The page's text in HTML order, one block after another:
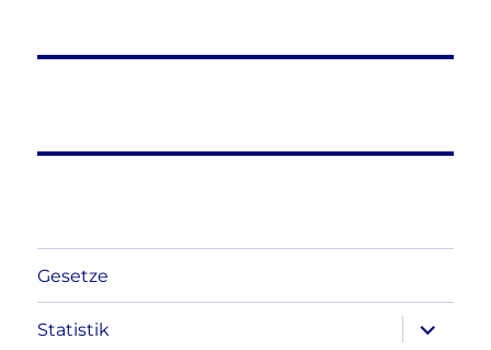
Gesetze
Statistik
anzeigen